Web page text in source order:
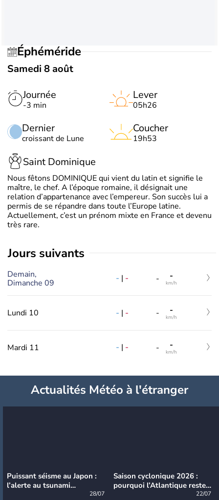
Éphéméride
Samedi 8 août
Journée
-3 min
Dernier
croissant de Lune
Lever
05h26
Coucher
19h53
Saint Dominique
Nous fêtons DOMINIQUE qui vient du latin et signifie le
maître, le chef. A l’époque romaine, il désignait une
relation d’appartenance avec l’empereur. Son succès lui a
permis de se répandre dans toute l’Europe latine.
Actuellement, c’est un prénom mixte en France et devenu
très rare.
jours suivants
Demain,
Dimanche 09
- | - - -
km/h
Lundi 10 - | - - -
km/h
Mardi 11 - | - - -
km/h
Actualités Météo à l'étranger
Puissant séisme au Japon :
l’alerte au tsunami
28/07
Saison cyclonique 2026 :
pourquoi l’Atlantique reste
22/07